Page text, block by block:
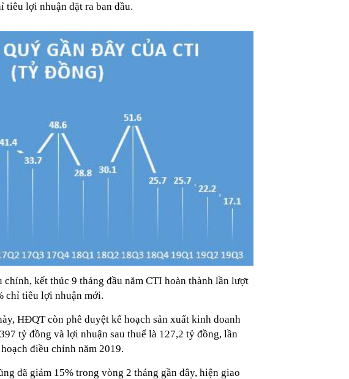
tiêu lợi nhuận đặt ra ban đầu.
kết thúc 9 tháng đầu năm CTI hoàn thành lần lượt
chỉ tiêu lợi nhuận mới.
HĐQT còn phê duyệt kế hoạch sản xuất kinh doanh
tỷ đồng và lợi nhuận sau thuế là 127,2 tỷ đồng, lần
điều chỉnh năm 2019.
đã giảm 15% trong vòng 2 tháng gần đây, hiện giao